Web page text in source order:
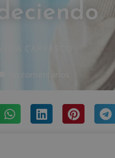
CARRASCO
Sin comentarios